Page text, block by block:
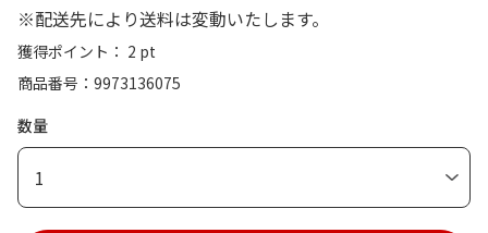
※配送先により送料は変動いたします。
獲得ポイント： 2 pt
商品番号
9973136075
数量
1